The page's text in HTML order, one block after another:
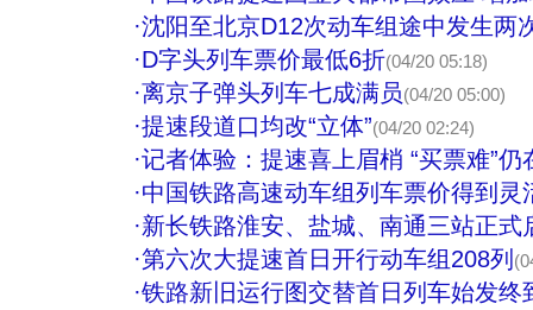
·沈阳至北京D12次动车组途中发生两
·D字头列车票价最低6折(04/20 05:18)
·离京子弹头列车七成满员(04/20 05:00)
·提速段道口均改“立体”(04/20 02:24)
·记者体验：提速喜上眉梢 “买票难”仍
·中国铁路高速动车组列车票价得到灵
·新长铁路淮安、盐城、南通三站正式
·第六次大提速首日开行动车组208列
·铁路新旧运行图交替首日列车始发终